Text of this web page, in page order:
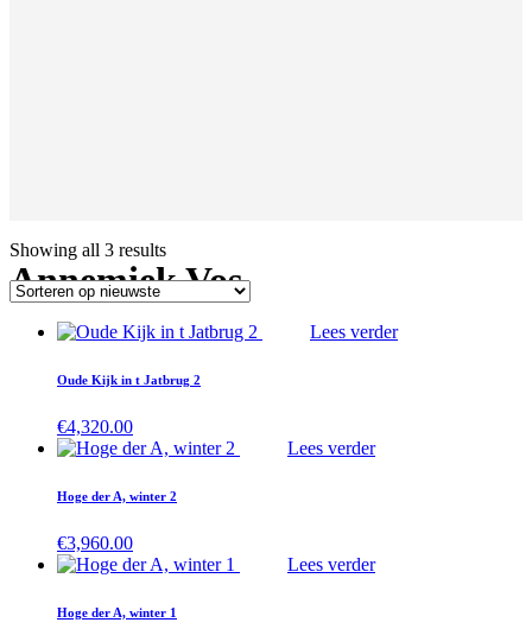
Annemiek Vos
Showing all 3 results
Lees verder
Oude Kijk in t Jatbrug 2
€4,320.00
Lees verder
Hoge der A, winter 2
€3,960.00
Lees verder
Hoge der A, winter 1